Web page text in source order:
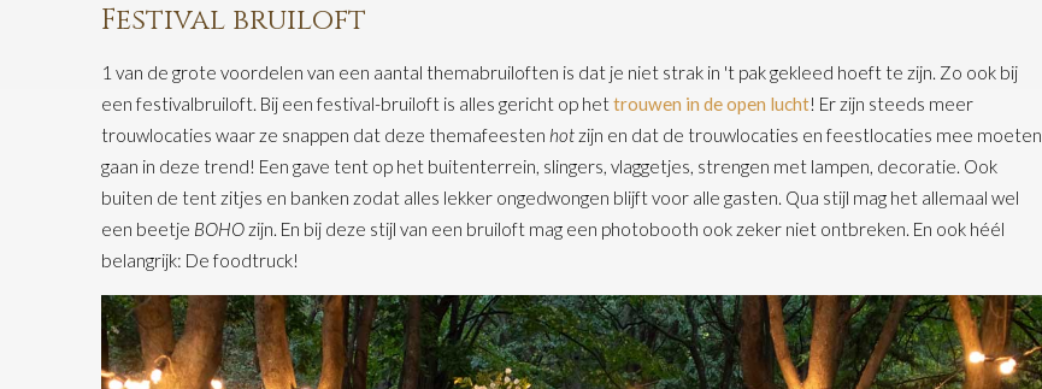
Festival bruiloft
1 van de grote voordelen van een aantal themabruiloften is dat je niet strak in 't pak gekleed hoeft te zijn. Zo ook bij
een festivalbruiloft. Bij een festival-bruiloft is alles gericht op hettrouwen in de open lucht! Er zijn steeds meer
trouwlocaties waar ze snappen dat deze themafeesten hotzijn en dat de trouwlocaties en feestlocaties mee moeten
gaan in deze trend! Een gave tent op het buitenterrein, slingers, vlaggetjes, strengen met lampen, decoratie. Ook
buiten de tent zitjes en banken zodat alles lekker ongedwongen blijft voor alle gasten. Qua stijl mag het allemaal wel
een beetje BOHOzijn. En bij deze stijl van een bruiloft mag een photobooth ook zeker niet ontbreken. En ook héél
belangrijk: De foodtruck!